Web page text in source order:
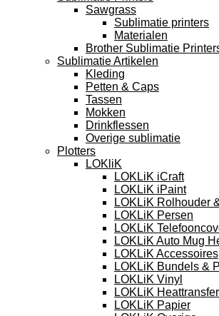
Sawgrass
Sublimatie printers
Materialen
Brother Sublimatie
Sublimatie Artikelen
Kleding
Petten & Caps
Tassen
Mokken
Drinkflessen
Overige sublimatie
Plotters
LOKliK
LOKLiK iCraft
LOKLiK iPaint
LOKLiK Rolhouder
LOKLiK Persen
LOKLiK
LOKLiK Auto Mug
LOKLiK Accessoires
LOKLiK Bundels &
LOKLiK Vinyl
LOKLiK
LOKLiK Papier